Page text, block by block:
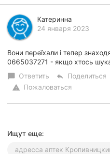
Ивано-
Франковск
Луцк
Ужгород
Карпаты
Катеринна
24 января 2023
Вони переїхали і тепер
0665037271 - якщо хтось
chat_bubble Ответить reply Поделиться
warning Пожаловаться
Ищут еще:
адресса аптек